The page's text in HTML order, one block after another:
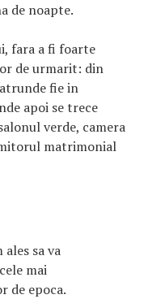
de noapte.
fara a fi foarte
de urmarit: din
fie in
apoi se trece
verde, camera
matrimonial
sa va
mai
de epoca.